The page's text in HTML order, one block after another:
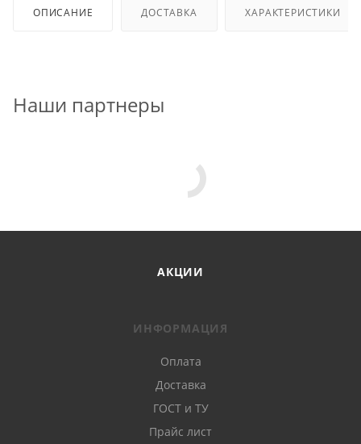
ОПИСАНИЕ ДОСТАВКА ХАРАКТЕРИСТИКИ
Наши партнеры
АКЦИИ
ИНФОРМАЦИЯ
Оплата
Доставка
ГОСТ и ТУ
Прайс лист